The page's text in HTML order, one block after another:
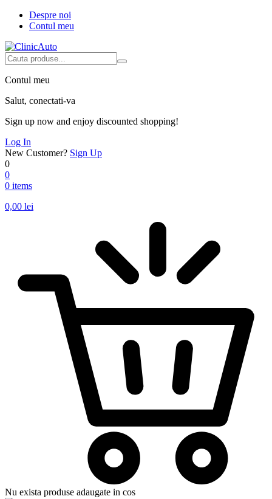
Despre noi
Contul meu
Contul meu
Salut, conectati-va
Sign up now and enjoy discounted shopping!
Log In
New Customer? Sign Up
0
0
0 items
0,00 lei
Nu exista produse adaugate in cos